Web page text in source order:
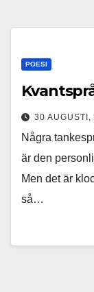
POESI
30 AUGUSTI,
Några
är den
Men det är
så…